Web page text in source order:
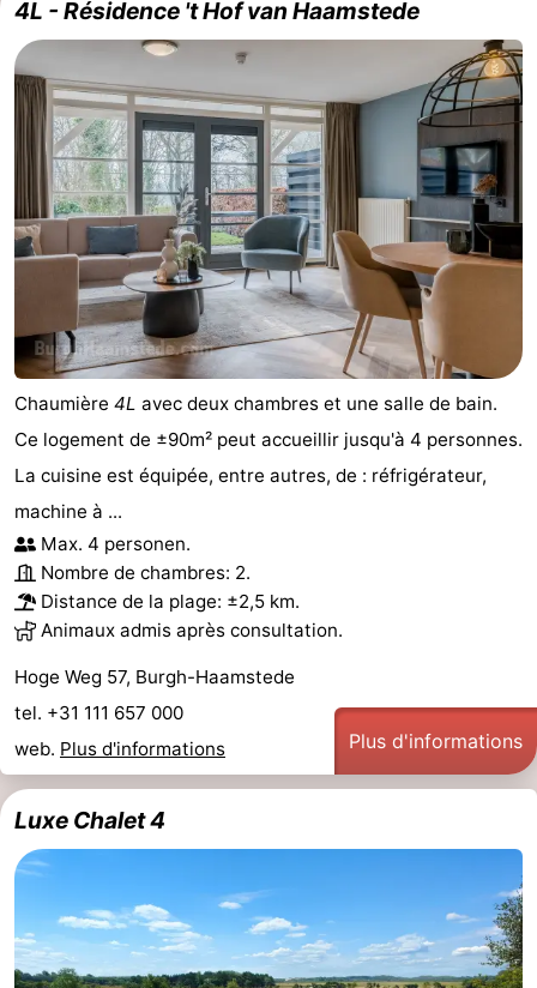
4L - Résidence 't Hof van Haamstede
Chaumière 4L avec deux chambres et une salle de bain.
Ce logement de ±90m² peut accueillir jusqu'à 4 personnes.
La cuisine est équipée, entre autres, de : réfrigérateur,
machine à ...
Max. 4 personen.
Nombre de chambres: 2.
Distance de la plage: ±2,5 km.
Animaux admis après consultation.
Hoge Weg 57, Burgh-Haamstede
tel. +31 111 657 000
web. Plus d'informations Plus d'informations
Luxe Chalet 4